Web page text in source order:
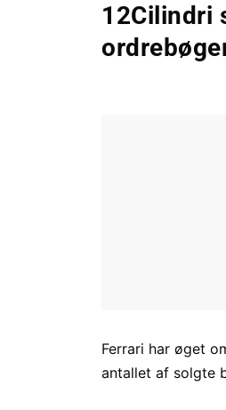
12Cilindri
Ferrari har øget
antallet af solgte